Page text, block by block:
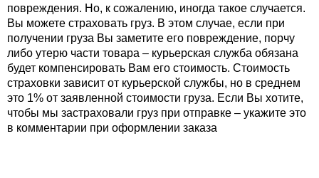
повреждения. Но, к сожалению, иногда такое случается.
Вы можете страховать груз. В этом случае, если при
получении груза Вы заметите его повреждение, порчу
либо утерю части товара – курьерская служба обязана
будет компенсировать Вам его стоимость. Стоимость
страховки зависит от курьерской службы, но в среднем
это 1% от заявленной стоимости груза. Если Вы хотите,
чтобы мы застраховали груз при отправке – укажите это
в комментарии при оформлении заказа